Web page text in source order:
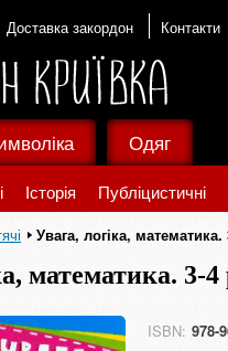
Доставка закордон Контакти
Історія Публіцистичні
Одяг
Увага, логіка,
математика. 3-
ISBN: 978-